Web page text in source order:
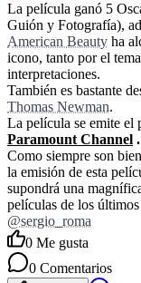
La película ganó 5
Guión y Fotografía),
American Beauty ha
icono, tanto por el
interpretaciones.
También es bastante
Thomas Newman.
La película se emite el
Paramount Channel .
Como siempre son
la emisión de esta
supondrá una
películas de los últimos
@sergio_roma
0 Me gusta
0 Comentarios